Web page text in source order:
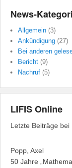
News-
Allgemein (3)
Ankündigung (27)
Bei anderen
Bericht (9)
Nachruf (5)
LIFIS Online
Letzte Beiträge bei
Popp, Axel
50 Jahre